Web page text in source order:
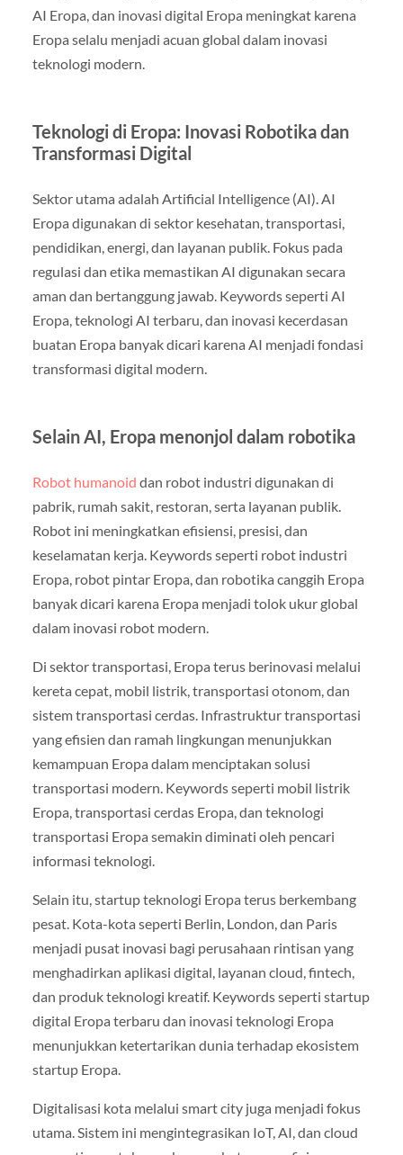
AI Eropa, dan inovasi digital Eropa meningkat karena
Eropa selalu menjadi acuan global dalam inovasi
teknologi modern.
Teknologi di Eropa: Inovasi Robotika dan
Transformasi Digital
Sektor utama adalah Artificial Intelligence (AI). AI
Eropa digunakan di sektor kesehatan, transportasi,
pendidikan, energi, dan layanan publik. Fokus pada
regulasi dan etika memastikan AI digunakan secara
aman dan bertanggung jawab. Keywords seperti AI
Eropa, teknologi AI terbaru, dan inovasi kecerdasan
buatan Eropa banyak dicari karena AI menjadi fondasi
transformasi digital modern.
Selain AI, Eropa menonjol dalam robotika
Robot humanoid dan robot industri digunakan di
pabrik, rumah sakit, restoran, serta layanan publik.
Robot ini meningkatkan efisiensi, presisi, dan
keselamatan kerja. Keywords seperti robot industri
Eropa, robot pintar Eropa, dan robotika canggih Eropa
banyak dicari karena Eropa menjadi tolok ukur global
dalam inovasi robot modern.
Di sektor transportasi, Eropa terus berinovasi melalui
kereta cepat, mobil listrik, transportasi otonom, dan
sistem transportasi cerdas. Infrastruktur transportasi
yang efisien dan ramah lingkungan menunjukkan
kemampuan Eropa dalam menciptakan solusi
transportasi modern. Keywords seperti mobil listrik
Eropa, transportasi cerdas Eropa, dan teknologi
transportasi Eropa semakin diminati oleh pencari
informasi teknologi.
Selain itu, startup teknologi Eropa terus berkembang
pesat. Kota-kota seperti Berlin, London, dan Paris
menjadi pusat inovasi bagi perusahaan rintisan yang
menghadirkan aplikasi digital, layanan cloud, fintech,
dan produk teknologi kreatif. Keywords seperti startup
digital Eropa terbaru dan inovasi teknologi Eropa
menunjukkan ketertarikan dunia terhadap ekosistem
startup Eropa.
Digitalisasi kota melalui smart city juga menjadi fokus
utama. Sistem ini mengintegrasikan IoT, AI, dan cloud